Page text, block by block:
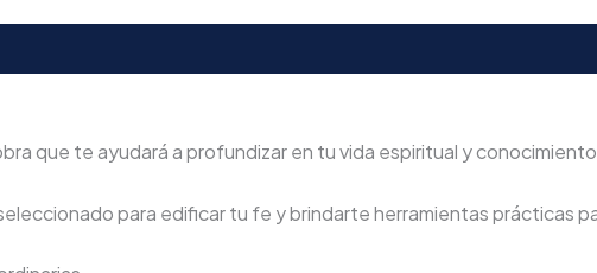
que te ayudará a profundizar en tu vida espiritual y
para edificar tu fe y brindarte herramientas prácticas